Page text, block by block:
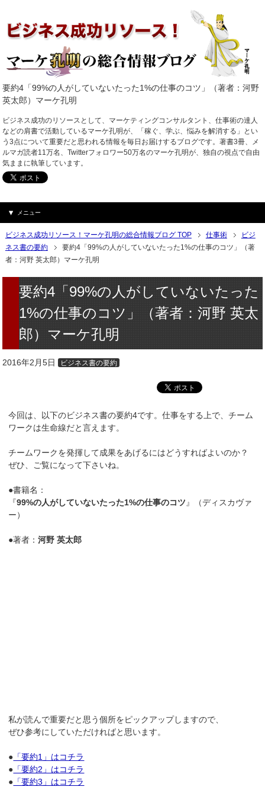
要約4「99%の人がしていないたった1%の仕事のコツ」（著者：河野
英太郎）マーケ孔明
ビジネス成功のリソースとして、マーケティングコンサルタント、仕事術の達人
などの肩書で活動しているマーケ孔明が、「稼ぐ、学ぶ、悩みを解消する」とい
う3点について重要だと思われる情報を毎日お届けするブログです。著書3冊、メ
ルマガ読者11万名、Twitterフォロワー50万名のマーケ孔明が、独自の視点で自由
気ままに執筆しています。
メニュー
ビジネス成功リソース！マーケ孔明の総合情報ブログ TOP 仕事術
ビジ
ネス書の要約
要約4「99%の人がしていないたった1%の仕事のコツ」（著
者：河野 英太郎）マーケ孔明
要約4「99%の人がしていないたった
1%の仕事のコツ」（著者：河野 英太
郎）マーケ孔明
2016年2月5日 ビジネス書の要約
今回は、以下のビジネス書の要約4です。仕事をする上で、チーム
ワークは生命線だと言えます。
チームワークを発揮して成果をあげるにはどうすればよいのか？
ぜひ、ご覧になって下さいね。
●書籍名：
『99%の人がしていないたった1%の仕事のコツ』（ディスカヴァ
ー）
●著者：河野 英太郎
私が読んで重要だと思う個所をピックアップしますので、
ぜひ参考にしていただければと思います。
● 「要約1」はコチラ
● 「要約2」はコチラ
● 「要約3」はコチラ